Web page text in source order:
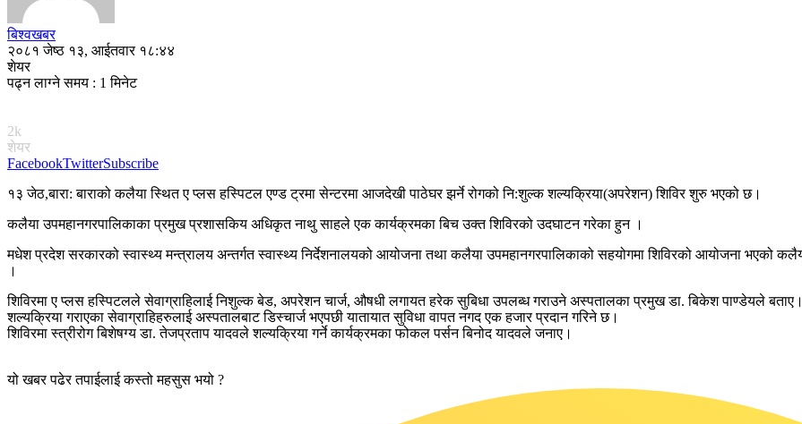
बिश्वखबर
२०८१ जेष्ठ १३, आईतवार १८:४४
शेयर
पढ्न लाग्ने समय : 1 मिनेट
2k
शेयर
FacebookTwitterSubscribe
१३ जेठ,बारा: बाराको कलैया स्थित ए प्लस हस्पिटल एण्ड ट्रमा सेन्टरमा आजदेखी पाठेघर झर्ने रोगको नि:शुल्क शल्यक्रिया(अपरेशन) शिविर शुरु भएको छ।
कलैया उपमहानगरपालिकाका प्रमुख प्रशासकिय अधिकृत नाथु साहले एक कार्यक्रमका बिच उक्त शिविरको उदघाटन गरेका हुन ।
मधेश प्रदेश सरकारको स्वास्थ्य मन्त्रालय अन्तर्गत स्वास्थ्य निर्देशनालयको आयोजना तथा कलैया उपमहानगरपालिकाको सहयोगमा शिविरको आयोजना भएको
।
शिविरमा ए प्लस हस्पिटलले सेवाग्राहिलाई निशुल्क बेड, अपरेशन चार्ज, औषधी लगायत हरेक सुबिधा उपलब्ध गराउने अस्पतालका प्रमुख डा. बिकेश पाण्डेयले बताए।
शल्यक्रिया गराएका सेवाग्राहिहरुलाई अस्पतालबाट डिस्चार्ज भएपछी यातायात सुविधा वापत नगद एक हजार प्रदान गरिने छ।
शिविरमा स्त्रीरोग बिशेषग्य डा. तेजप्रताप यादवले शल्यक्रिया गर्ने कार्यक्रमका फोकल पर्सन बिनोद यादवले जनाए।
यो खबर पढेर तपाईलाई कस्तो महसुस भयो ?